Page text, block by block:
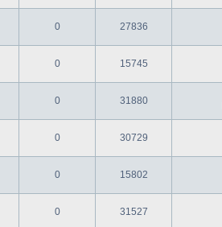
0 27836
0 15745
0 31880
0 30729
0 15802
0 31527